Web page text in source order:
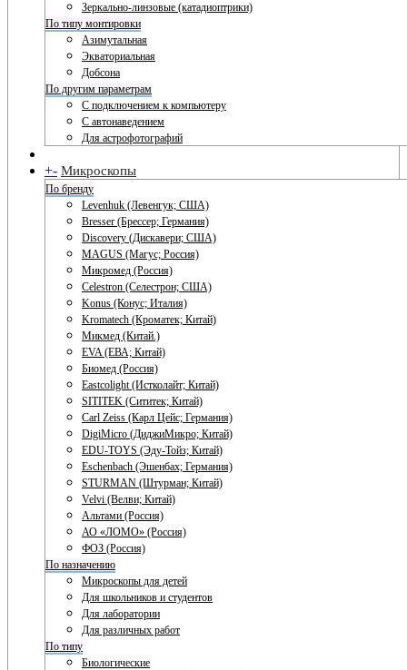
Зеркально-линзовые (катадиоптрики)
По типу монтировки
Азимутальная
Экваториальная
Добсона
По другим параметрам
С подключением к компьютеру
С автонаведением
Для астрофотографий
+- Микроскопы
По бренду
Levenhuk (Левенгук; США)
Bresser (Брессер; Германия)
Discovery (Дискавери; США)
MAGUS (Магус; Россия)
Микромед (Россия)
Celestron (Селестрон; США)
Konus (Конус; Италия)
Kromatech (Кроматек; Китай)
Микмед (Китай.)
EVA (ЕВА; Китай)
Биомед (Россия)
Eastcolight (Истколайт; Китай)
SITITEK (Сититек; Китай)
Carl Zeiss (Карл Цейс; Германия)
DigiMicro (ДиджиМикро; Китай)
EDU-TOYS (Эду-Тойз; Китай)
Eschenbach (Эшенбах; Германия)
STURMAN (Штурман; Китай)
Velvi (Велви; Китай)
Альтами (Россия)
АО «ЛОМО» (Россия)
ФОЗ (Россия)
По назначению
Микроскопы для детей
Для школьников и студентов
Для лаборатории
Для различных работ
По типу
Биологические